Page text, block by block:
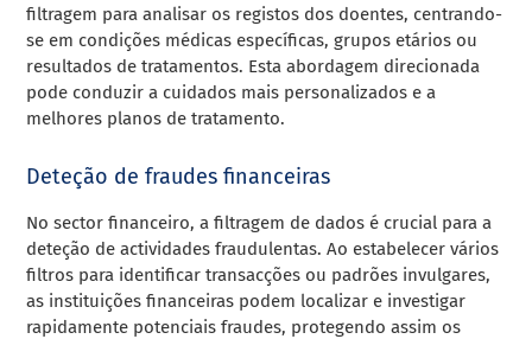
filtragem para analisar os registos dos doentes, centrando-
se em condições médicas específicas, grupos etários ou
resultados de tratamentos. Esta abordagem direcionada
pode conduzir a cuidados mais personalizados e a
melhores planos de tratamento.
Deteção de fraudes financeiras
No sector financeiro, a filtragem de dados é crucial para a
deteção de actividades fraudulentas. Ao estabelecer vários
filtros para identificar transacções ou padrões invulgares,
as instituições financeiras podem localizar e investigar
rapidamente potenciais fraudes, protegendo assim os